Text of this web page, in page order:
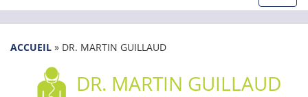
ACCUEIL » DR. MARTIN GUILLAUD
DR. MARTIN GUILLAUD